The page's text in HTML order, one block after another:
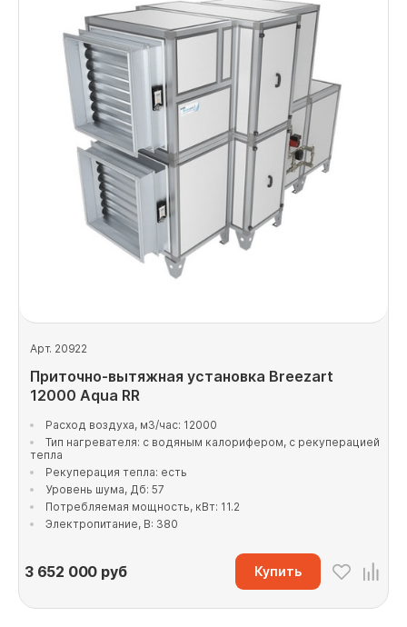
Арт. 20922
Приточно-вытяжная установка Breezart
12000 Aqua RR
Расход воздуха, м3/час: 12000
Тип нагревателя: с водяным калорифером, с рекуперацией
тепла
Рекуперация тепла: есть
Уровень шума, Дб: 57
Потребляемая мощность, кВт: 11.2
Электропитание, В: 380
3 652 000 руб Купить